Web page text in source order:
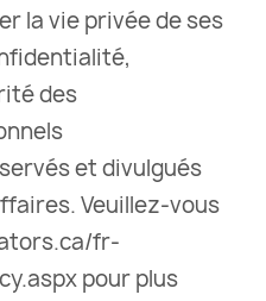
la vie privée de ses
des
et divulgués
Veuillez-vous
fr-
pour plus